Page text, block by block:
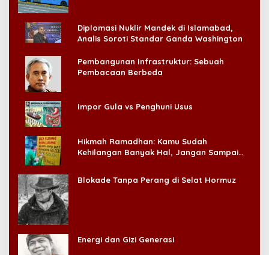
Diplomasi Nuklir Mandek di Islamabad,
Analis Soroti Standar Ganda Washington
Pembangunan Infrastruktur: Sebuah
Pembacaan Berbeda
Impor Gula vs Penghuni Usus
Hikmah Ramadhan: Kamu Sudah
Kehilangan Banyak Hal, Jangan Sampai
Blokade Tanpa Perang di Selat Hormuz
Energi dan Gizi Generasi